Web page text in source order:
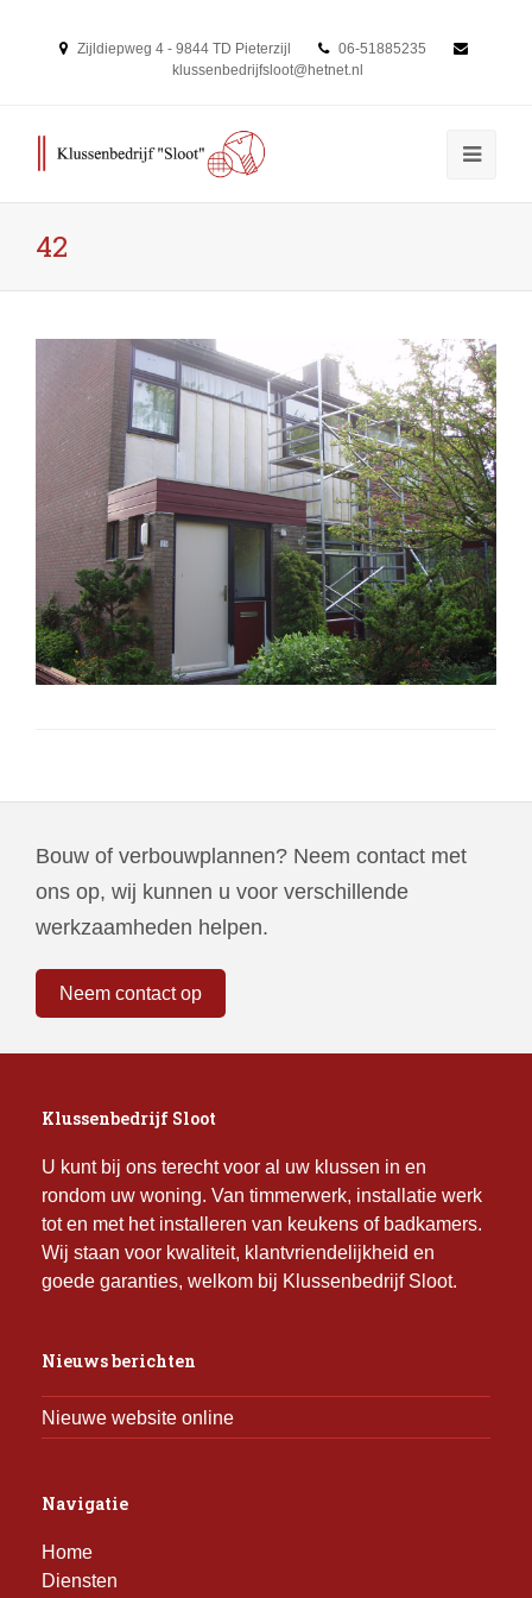
Zijldiepweg 4 - 9844 TD Pieterzijl
06-51885235
klussenbedrijfsloot@hetnet.nl
42
Bouw of verbouwplannen? Neem contact met
ons op, wij kunnen u voor verschillende
werkzaamheden helpen.
Neem contact op
Klussenbedrijf Sloot
U kunt bij ons terecht voor al uw klussen in en
rondom uw woning. Van timmerwerk, installatie werk
tot en met het installeren van keukens of badkamers.
Wij staan voor kwaliteit, klantvriendelijkheid en
goede garanties, welkom bij Klussenbedrijf Sloot.
Nieuws berichten
Nieuwe website online
Navigatie
Home
Diensten